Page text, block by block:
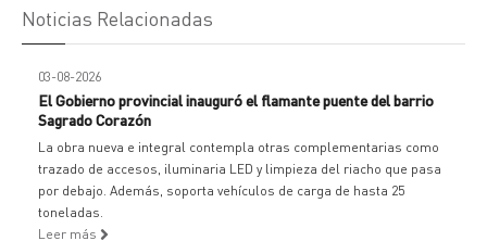
Noticias Relacionadas
03-08-2026
El Gobierno provincial inauguró el flamante puente del barrio
Sagrado Corazón
La obra nueva e integral contempla otras complementarias como
trazado de accesos, iluminaria LED y limpieza del riacho que pasa
por debajo. Además, soporta vehículos de carga de hasta 25
toneladas.
Leer más